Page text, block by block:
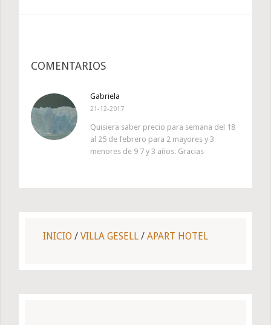
COMENTARIOS
Gabriela
21-12-2017
Quisiera saber precio para semana del 18
al 25 de febrero para 2 mayores y 3
menores de 9 7 y 3 años. Gracias
INICIO / VILLA GESELL / APART HOTEL